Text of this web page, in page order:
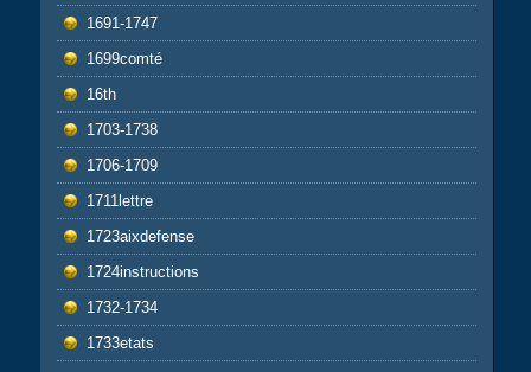
1691-1747
1699comté
16th
1703-1738
1706-1709
1711lettre
1723aixdefense
1724instructions
1732-1734
1733etats